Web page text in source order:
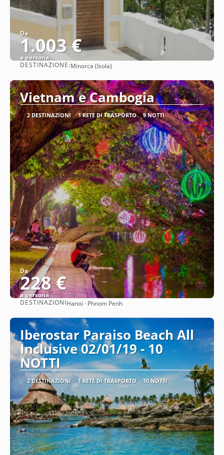
Da
1.003 €
a persona
Vedere
DESTINAZIONE:Minorca (Isola)
Vietnam e Cambogia
2 DESTINAZIONI 1 RETE DI TRASPORTO 9 NOTTI
Da
228 €
a persona
Vedere
DESTINAZIONIHanoi · Phnom Penh
Iberostar Paraiso Beach All
Inclusive 02/01/19 - 10
NOTTI
2 DESTINAZIONI 1 RETE DI TRASPORTO 10 NOTTI